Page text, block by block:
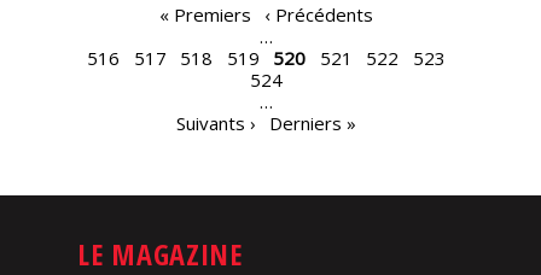
« Premiers
‹ Précédents
…
516
517 518 519 520 521 522
523
524
…
Suivants ›
Derniers »
LE MAGAZINE